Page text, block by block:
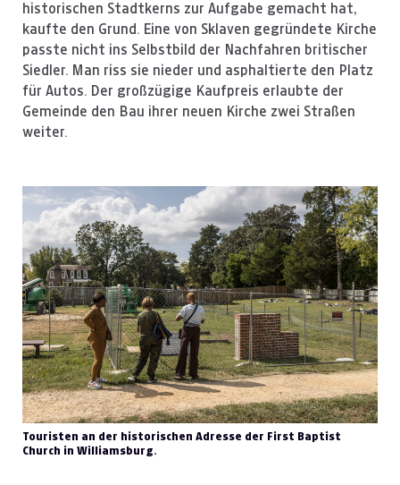
historischen Stadtkerns zur Aufgabe gemacht hat,
kaufte den Grund. Eine von Sklaven gegründete Kirche
passte nicht ins Selbstbild der Nachfahren britischer
Siedler. Man riss sie nieder und asphaltierte den Platz
für Autos. Der großzügige Kaufpreis erlaubte der
Gemeinde den Bau ihrer neuen Kirche zwei Straßen
weiter.
Touristen an der historischen Adresse der First Baptist
Church in Williamsburg.